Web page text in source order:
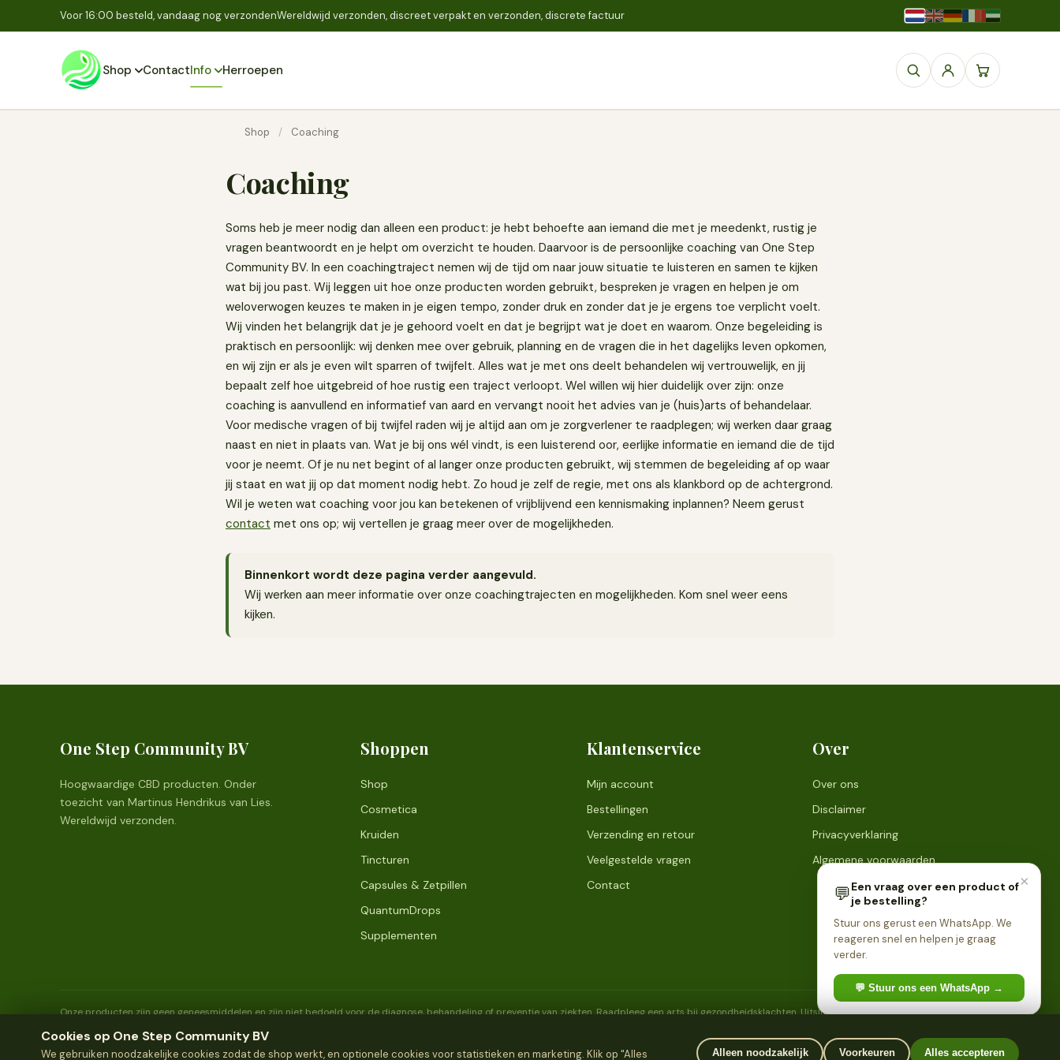
Voor 16:00 besteld, vandaag nog verzondenWereldwijd verzonden, discreet verpakt en verzonden, discrete factuur
Shop ContactInfo Herroepen
Shop / Coaching
Coaching
Soms heb je meer nodig dan alleen een product: je hebt behoefte aan iemand die met je meedenkt, rustig je
vragen beantwoordt en je helpt om overzicht te houden. Daarvoor is de persoonlijke coaching van One Step
Community BV. In een coachingtraject nemen wij de tijd om naar jouw situatie te luisteren en samen te kijken
wat bij jou past. Wij leggen uit hoe onze producten worden gebruikt, bespreken je vragen en helpen je om
weloverwogen keuzes te maken in je eigen tempo, zonder druk en zonder dat je je ergens toe verplicht voelt.
Wij vinden het belangrijk dat je je gehoord voelt en dat je begrijpt wat je doet en waarom. Onze begeleiding is
praktisch en persoonlijk: wij denken mee over gebruik, planning en de vragen die in het dagelijks leven opkomen,
en wij zijn er als je even wilt sparren of twijfelt. Alles wat je met ons deelt behandelen wij vertrouwelijk, en jij
bepaalt zelf hoe uitgebreid of hoe rustig een traject verloopt. Wel willen wij hier duidelijk over zijn: onze
coaching is aanvullend en informatief van aard en vervangt nooit het advies van je (huis)arts of behandelaar.
Voor medische vragen of bij twijfel raden wij je altijd aan om je zorgverlener te raadplegen; wij werken daar graag
naast en niet in plaats van. Wat je bij ons wél vindt, is een luisterend oor, eerlijke informatie en iemand die de tijd
voor je neemt. Of je nu net begint of al langer onze producten gebruikt, wij stemmen de begeleiding af op waar
jij staat en wat jij op dat moment nodig hebt. Zo houd je zelf de regie, met ons als klankbord op de achtergrond.
Wil je weten wat coaching voor jou kan betekenen of vrijblijvend een kennismaking inplannen? Neem gerust
contact met ons op; wij vertellen je graag meer over de mogelijkheden.
Binnenkort wordt deze pagina verder aangevuld.
Wij werken aan meer informatie over onze coachingtrajecten en mogelijkheden. Kom snel weer eens
kijken.
One Step Community BV
Hoogwaardige CBD producten. Onder
toezicht van Martinus Hendrikus van Lies.
Wereldwijd verzonden.
Shoppen
Shop
Cosmetica
Kruiden
Tincturen
Capsules & Zetpillen
QuantumDrops
Supplementen
Klantenservice
Mijn account
Bestellingen
Verzending en retour
Veelgestelde vragen
Contact
Over
Over ons
Disclaimer
Privacyverklaring
Algemene voorwaarden
Onze producten zijn geen geneesmiddelen en zijn niet bedoeld voor de diagnose, behandeling of preventie van ziekten. Raadpleeg een arts bij gezondheidsklachten. Uitsluitend bestemd voor personen van 18
Cookies op One Step Community BV
We gebruiken noodzakelijke cookies zodat de shop werkt, en optionele cookies voor statistieken en marketing. Klik op "Alles Alleen noodzakelijk Voorkeuren Alles accepteren
×
💬Een vraag over een product of
je bestelling?
Stuur ons gerust een WhatsApp. We
reageren snel en helpen je graag
verder.
💬 Stuur ons een WhatsApp →